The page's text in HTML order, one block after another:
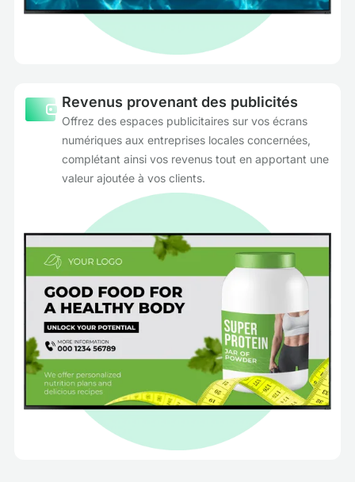
Revenus provenant des publicités
Offrez des espaces publicitaires sur vos écrans
numériques aux entreprises locales concernées,
complétant ainsi vos revenus tout en apportant une
valeur ajoutée à vos clients.